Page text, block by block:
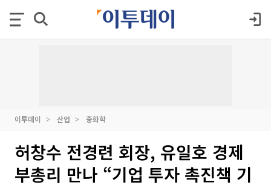
이투데이 산업 중화학
허창수 전경련 회장, 유일호 경제
부총리 만나 “기업 투자 촉진책 기